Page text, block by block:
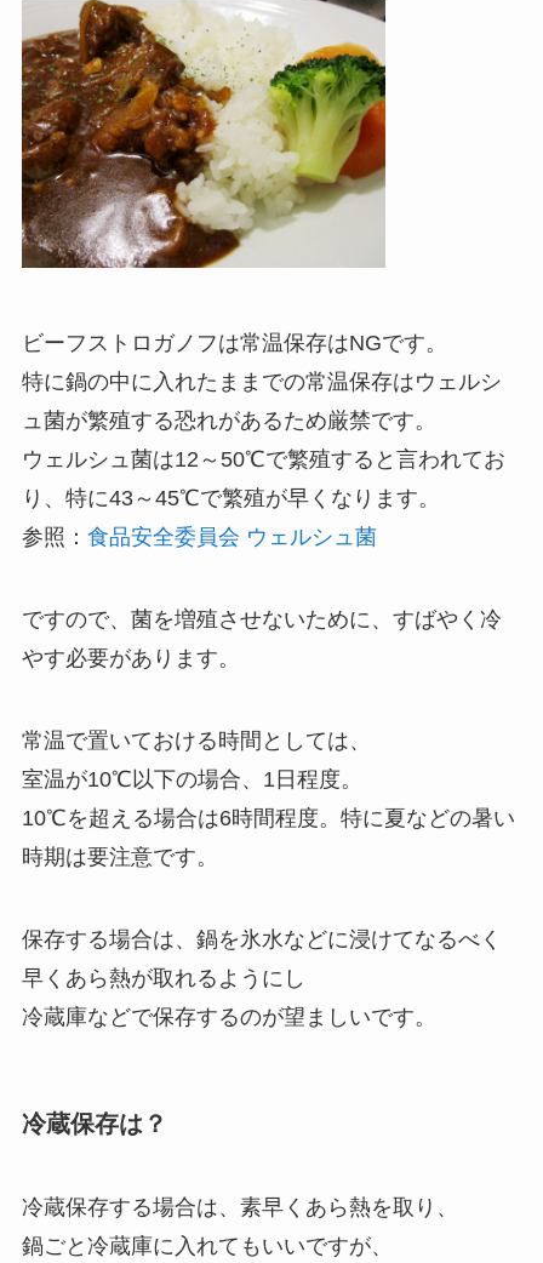
ビーフストロガノフは常温保存はNGです。
特に鍋の中に入れたままでの常温保存はウェルシ
ュ菌が繁殖する恐れがあるため厳禁です。
ウェルシュ菌は12～50℃で繁殖すると言われてお
り、特に43～45℃で繁殖が早くなります。
参照： 食品安全委員会 ウェルシュ菌
ですので、菌を増殖させないために、すばやく冷
やす必要があります。
常温で置いておける時間としては、
室温が10℃以下の場合、1日程度。
10℃を超える場合は6時間程度。特に夏などの暑い
時期は要注意です。
保存する場合は、鍋を氷水などに浸けてなるべく
早くあら熱が取れるようにし
冷蔵庫などで保存するのが望ましいです。
冷蔵保存は？
冷蔵保存する場合は、素早くあら熱を取り、
鍋ごと冷蔵庫に入れてもいいですが、